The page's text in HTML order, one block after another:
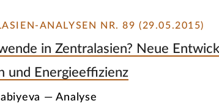
ANALYSEN NR. 89 (29.05.2015)
in Zentralasien? Neue
und Energieeffizienz
— Analyse